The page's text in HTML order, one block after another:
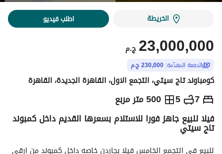
الخريطة اطلب فيديو
ج.م 23,000,000
الدفعة المقدّمة: 230,000 ج.م
كومباوند تاج سيتي، التجمع الاول، القاهرة الجديدة، القاهرة
7
5 500 متر مربع ج.م 23,000,000
التفاصيل الاتجاهات والمؤشرات رهن عقاري
فيلا للبيع جاهز فورا للاستلام بسعرها القديم داخل كمبوند
تاج سيتي